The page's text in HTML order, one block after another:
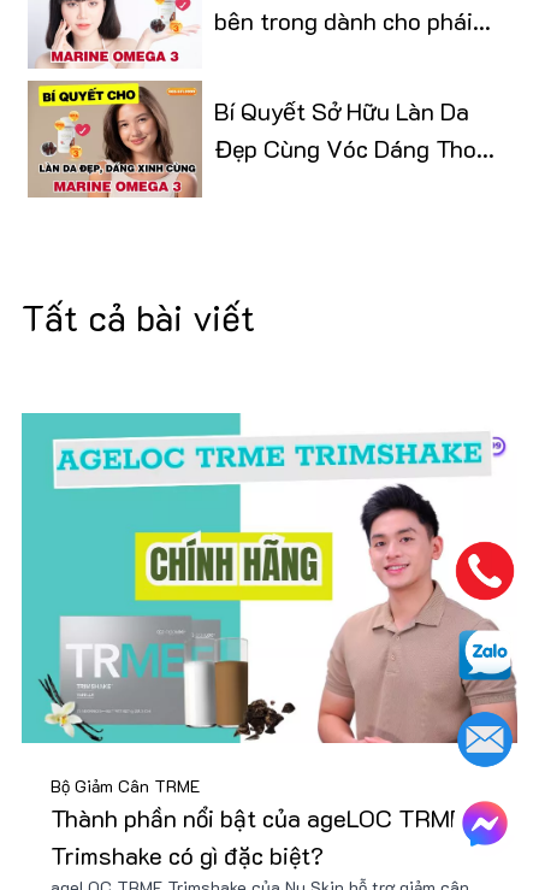
bên trong dành cho phái
Bí Quyết Sở Hữu Làn Da
Đẹp Cùng Vóc Dáng Thon
Tất cả bài viết
Bộ Giảm Cân TRME
Thành phần nổi bật của ageLOC TRME
Trimshake có gì đặc biệt?